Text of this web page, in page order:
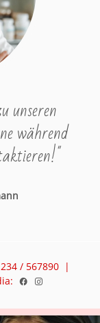
unseren
während
/ 567890 |